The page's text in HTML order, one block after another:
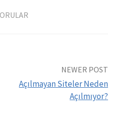
NEWER POST
Açılmayan Siteler Neden
Açılmıyor?